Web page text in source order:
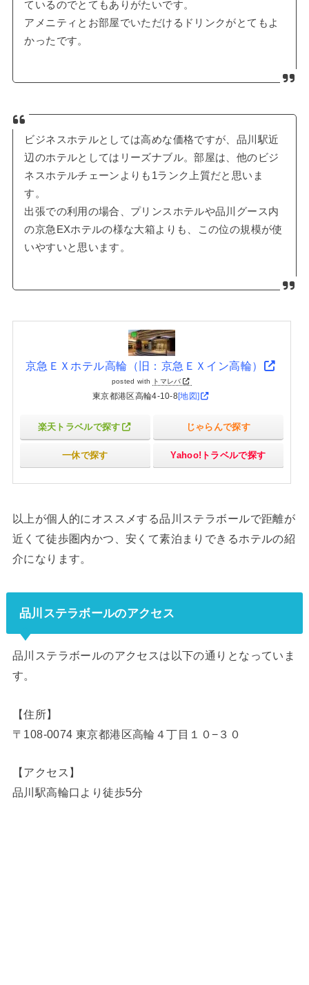
ているのでとてもありがたいです。
アメニティとお部屋でいただけるドリンクがとてもよ
かったです。
ビジネスホテルとしては高めな価格ですが、品川駅近
辺のホテルとしてはリーズナブル。部屋は、他のビジ
ネスホテルチェーンよりも1ランク上質だと思いま
す。
出張での利用の場合、プリンスホテルや品川グース内
の京急EXホテルの様な大箱よりも、この位の規模が使
いやすいと思います。
京急ＥＸホテル高輪（旧：京急ＥＸイン高輪）
posted with トマレバ
東京都港区高輪4-10-8[地図]
楽天トラベルで探す じゃらんで探す
一休で探す Yahoo!トラベルで探す
以上が個人的にオススメする品川ステラボールで距離が
近くて徒歩圏内かつ、安くて素泊まりできるホテルの紹
介になります。
品川ステラボールのアクセス
品川ステラボールのアクセスは以下の通りとなっていま
す。
【住所】
〒108-0074 東京都港区高輪４丁目１０−３０
【アクセス】
品川駅高輪口より徒歩5分